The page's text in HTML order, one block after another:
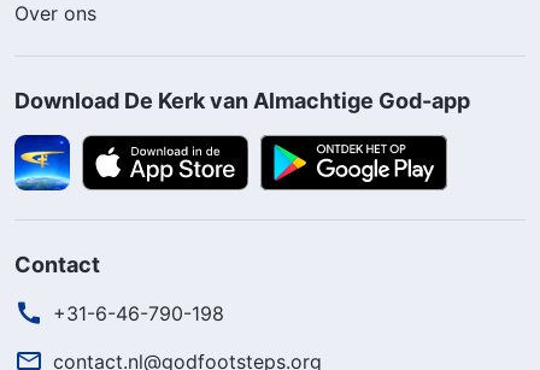
Over ons
Download De Kerk van Almachtige God-app
Contact
+31-6-46-790-198
contact.nl@godfootsteps.org